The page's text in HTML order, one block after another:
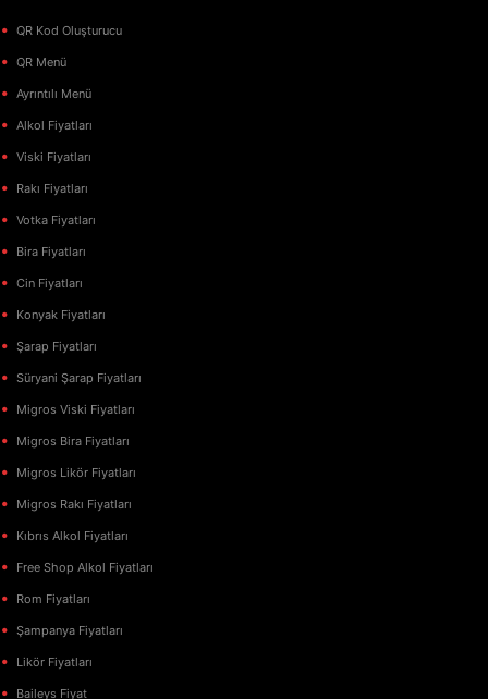
QR Kod Oluşturucu
QR Menü
Ayrıntılı Menü
Alkol Fiyatları
Viski Fiyatları
Rakı Fiyatları
Votka Fiyatları
Bira Fiyatları
Cin Fiyatları
Konyak Fiyatları
Şarap Fiyatları
Süryani Şarap Fiyatları
Migros Viski Fiyatları
Migros Bira Fiyatları
Migros Likör Fiyatları
Migros Rakı Fiyatları
Kıbrıs Alkol Fiyatları
Free Shop Alkol Fiyatları
Rom Fiyatları
Şampanya Fiyatları
Likör Fiyatları
Baileys Fiyat